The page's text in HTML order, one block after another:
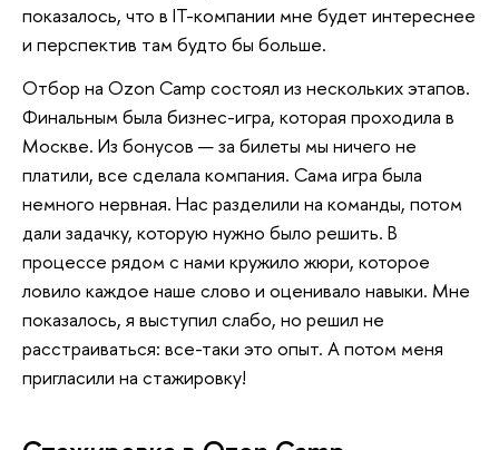
показалось, что в IT-компании мне будет интереснее
и перспектив там будто бы больше.
Отбор на Ozon Camp состоял из нескольких этапов.
Финальным была бизнес-игра, которая проходила в
Москве. Из бонусов — за билеты мы ничего не
платили, все сделала компания. Сама игра была
немного нервная. Нас разделили на команды, потом
дали задачку, которую нужно было решить. В
процессе рядом с нами кружило жюри, которое
ловило каждое наше слово и оценивало навыки. Мне
показалось, я выступил слабо, но решил не
расстраиваться: все-таки это опыт. А потом меня
пригласили на стажировку!